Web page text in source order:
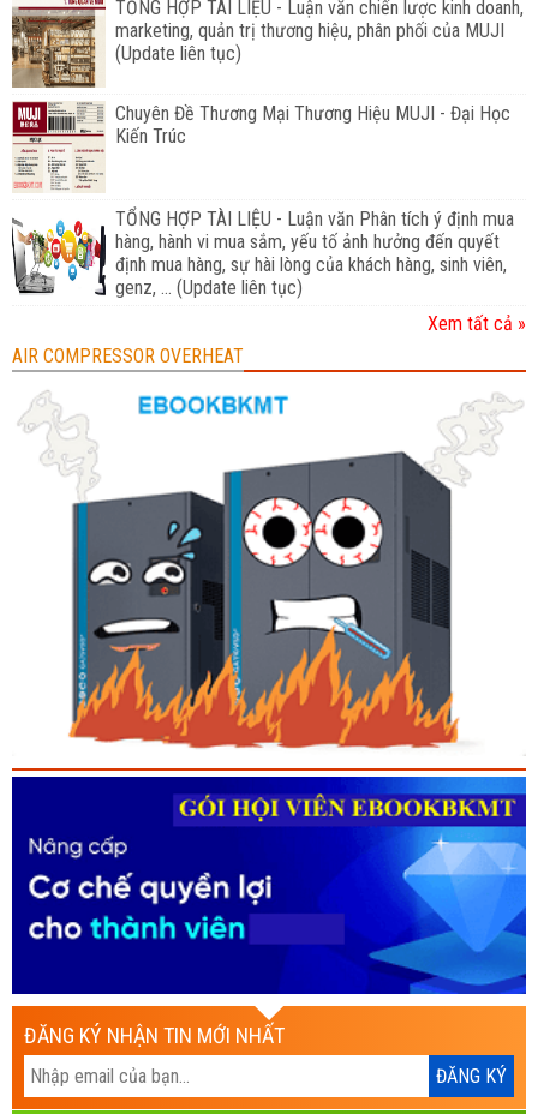
TỔNG HỢP TÀI LIỆU - Luận văn chiến lược kinh doanh,
marketing, quản trị thương hiệu, phân phối của MUJI
(Update liên tục)
Chuyên Đề Thương Mại Thương Hiệu MUJI - Đại Học
Kiến Trúc
TỔNG HỢP TÀI LIỆU - Luận văn Phân tích ý định mua
hàng, hành vi mua sắm, yếu tố ảnh hưởng đến quyết
định mua hàng, sự hài lòng của khách hàng, sinh viên,
genz, ... (Update liên tục)
Xem tất cả »
AIR COMPRESSOR OVERHEAT
ĐĂNG KÝ NHẬN TIN MỚI NHẤT